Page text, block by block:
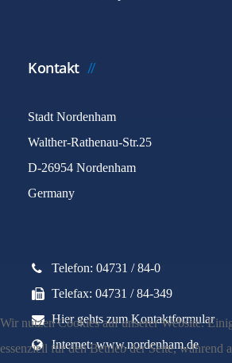
Kontakt
Stadt Nordenham
Walther-Rathenau-Str.25
D-26954 Nordenham
Germany
Telefon: 04731 / 84-0
Telefax: 04731 / 84-349
Hier gehts zum Kontaktformular
Internet: www.nordenham.de
Wir nutzen Cookies auf unserer Website.
essenziell für den Betrieb der Seite, während